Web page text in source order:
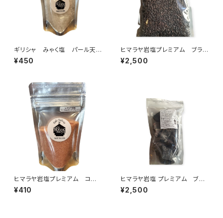
ギリシャ みゃく塩 パール天日
塩 【あら塩】100g
¥450
ヒマラヤ岩塩プレミアム ブラッ
ク〈チップ〉1㎏
¥2,500
ヒマラヤ岩塩プレミアム コーラ
ルピンク〈グレイン〉100g
¥410
ヒマラヤ岩塩 プレミアム ブラ
ックブロック 〈ランダム〉1㎏
¥2,500